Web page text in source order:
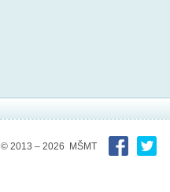
© 2013 – 2026 MŠMT